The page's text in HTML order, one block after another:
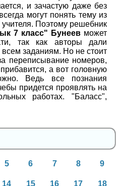
и зачастую даже без
могут понять тему из
Поэтому решебник
7 класс" Бунеев может
так как авторы дали
заданиям. Но не стоит
переписывание номеров,
а вот головную
Ведь все познания
придется проявлять на
работах. "Баласс",
5 6 7 8 9
14 15 16 17 18